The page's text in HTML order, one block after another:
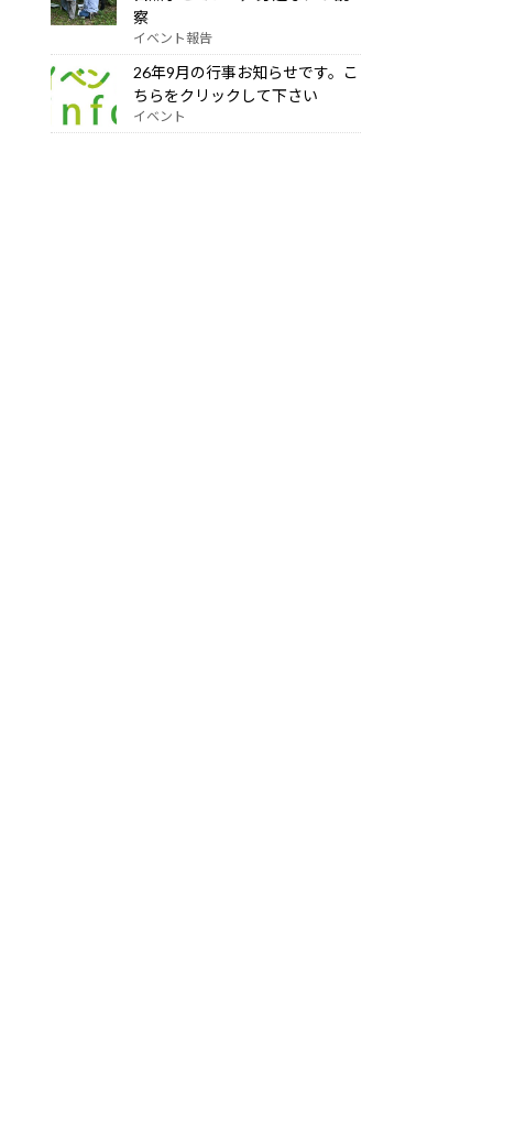
察
イベント報告
26年9月の行事お知らせです。こ
ちらをクリックして下さい
イベント